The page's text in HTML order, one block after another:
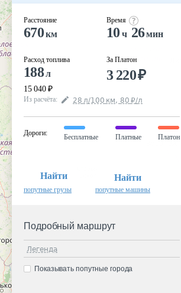
Расстояние
670км
Расход топлива
188л
15 040 ₽
Время
10 ч 26мин
За Платон
3 220₽
Из расчёта: 28 л/100 км, 80 ₽/л
Дороги:
Бесплатные Платные Платон
Найти
попутные грузы
Найти
попутные машины
Подробный маршрут
Легенда
Показывать попутные города